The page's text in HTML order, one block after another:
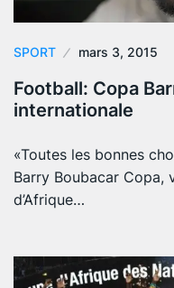
SPORT mars 3, 2015
Football: Copa
internationale
«Toutes les bonnes
Barry Boubacar Copa,
d’Afrique…